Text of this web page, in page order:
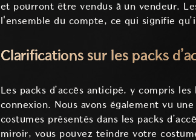
et pourront être vendus à un vendeur.
l'ensemble du compte, ce qui signifie
Clarifications sur les packs
Les packs d’accès anticipé, y compris
connexion. Nous avons également vu
costumes présentés dans les packs
miroir, vous pouvez teindre votre